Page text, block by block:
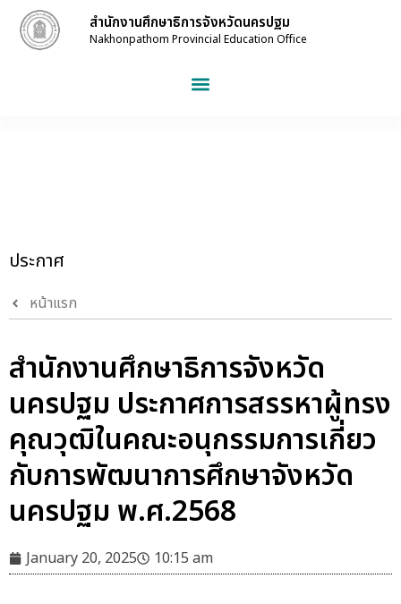
สำนักงานศึกษาธิการจังหวัดนครปฐม
Nakhonpathom Provincial Education Office
ประกาศ
หน้าแรก
สำนักงานศึกษาธิการจังหวัด
นครปฐม ประกาศการสรรหาผู้ทรง
คุณวุฒิในคณะอนุกรรมการเกี่ยว
กับการพัฒนาการศึกษาจังหวัด
นครปฐม พ.ศ.2568
January 20, 2025 10:15 am